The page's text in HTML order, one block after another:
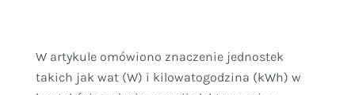
W artykule omówiono znaczenie jednostek
takich jak wat (W) i kilowatogodzina (kWh) w